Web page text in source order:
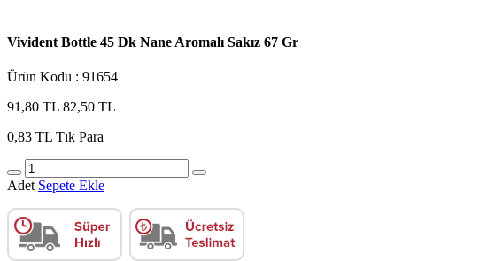
Vivident Bottle 45 Dk Nane Aromalı Sakız 67 Gr
Ürün Kodu : 91654
91,80 TL 82,50 TL
0,83 TL Tık Para
Adet Sepete Ekle